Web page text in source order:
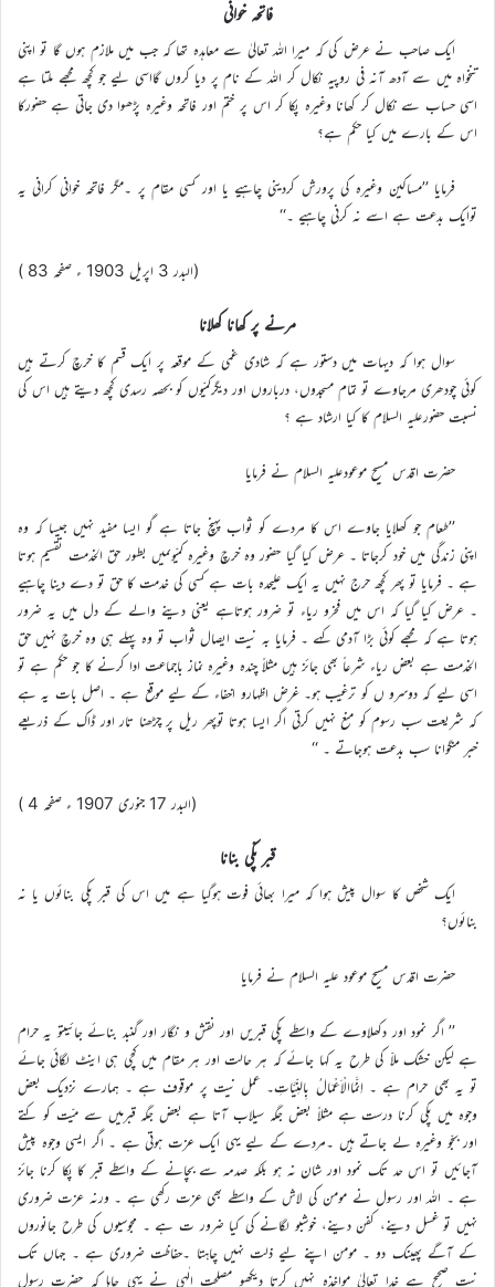
فاتحہ خوانی
ایک صاحب نے عرض کی کہ میرا اللہ تعالیٰ سے معاہدہ تھا کہ جب میں ملازم ہوں گا تو اپنی
تنخواہ میں سے آدھ آنہ فی روپیہ نکال کر اللہ کے نام پر دیا کروں گااسی لیے جو کچھ مجھے ملتا ہے
اسی حساب سے نکال کر کھانا وغیرہ پکا کر اس پر ختم اور فاتحہ وغیرہ پڑھوا دی جاتی ہے حضورکا
اس کے بارے میں کیا حکم ہے؟
فرمایا ’’مساکین وغیرہ کی پرورش کردینی چاہیے یا اور کسی مقام پر ۔مگر فاتحہ خوانی کرانی یہ
توایک بدعت ہے اسے نہ کرنی چاہیے ۔‘‘
(البدر 3 اپریل 1903 ء صفحہ 83 )
مرنے پر کھانا کھلانا
سوال ہوا کہ دیہات میں دستور ہے کہ شادی غمی کے موقعہ پر ایک قسم کا خرچ کرتے ہیں
کوئی چودھری مرجاوے تو تمام مسجدوں، درباروں اور دیگرکمیّوں کو بحصہ رسدی کچھ دیتے ہیں اس کی
نسبت حضورعلیہ السلام کا کیا ارشاد ہے ؟
حضرت اقدس مسیح موعودعلیہ السلام نے فرمایا
’’طعام جو کھلایا جاوے اس کا مردے کو ثواب پہنچ جاتا ہے گو ایسا مفید نہیں جیسا کہ وہ
اپنی زندگی میں خود کرجاتا ۔ عرض کیا گیا حضور وہ خرچ وغیرہ کمیّوںمیں بطور حق الخدمت تقسیم ہوتا
ہے ۔ فرمایا تو پھر کچھ حرج نہیں یہ ایک علیحدہ بات ہے کسی کی خدمت کا حق تو دے دینا چاہیے
۔ عرض کیا گیا کہ اس میں فخرو ریاء تو ضرور ہوتاہے یعنی دینے والے کے دل میں یہ ضرور
ہوتا ہے کہ مجھے کوئی بڑا آدمی کہے ۔ فرمایا بہ نیت ایصال ثواب تو وہ پہلے ہی وہ خرچ نہیں حق
الخدمت ہے بعض ریاء شرعاً بھی جائز ہیں مثلاً چندہ وغیرہ نماز باجماعت ادا کرنے کا جو حکم ہے تو
اسی لیے کہ دوسرو ں کو ترغیب ہو۔ غرض اظہارو اخفاء کے لیے موقع ہے ۔ اصل بات یہ ہے
کہ شریعت سب رسوم کو منع نہیں کرتی اگر ایسا ہوتا توپھر ریل پر چڑھنا تار اور ڈاک کے ذریعے
خبر منگوانا سب بدعت ہوجاتے ۔ ‘‘
(البدر 17 جنوری 1907 ء صفحہ 4 )
قبر پکّی بنانا
ایک شخص کا سوال پیش ہوا کہ میرا بھائی فوت ہوگیا ہے میں اس کی قبر پکی بنائوں یا نہ
بنائوں؟
حضرت اقدس مسیح موعود علیہ السلام نے فرمایا
’’ اگر نمود اور دکھلاوے کے واسطے پکی قبریں اور نقش و نگار اور گنبد بنائے جائیںتو یہ حرام
ہے لیکن خشک ملاّ کی طرح یہ کہا جائے کہ ہر حالت اور ہر مقام میں کچی ہی اینٹ لگائی جائے
تو یہ بھی حرام ہے ۔ اِنَّمَاالْاَعْمَالُ بِالنِّیَّاتِ۔ عمل نیت پر موقوف ہے ۔ ہمارے نزدیک بعض
وجوہ میں پکی کرنا درست ہے مثلاً بعض جگہ سیلاب آتا ہے بعض جگہ قبرمیں سے میّت کو کتے
اور بجّو وغیرہ لے جاتے ہیں ۔مردے کے لیے یہی ایک عزت ہوتی ہے ۔ اگر ایسی وجوہ پیش
آجائیں تو اس حد تک نمود اور شان نہ ہو بلکہ صدمہ سے بچانے کے واسطے قبر کا پکا کرنا جائز
ہے ۔ اللہ اور رسول نے مومن کی لاش کے واسطے بھی عزت رکھی ہے ۔ ورنہ عزت ضروری
نہیں تو غسل دینے، کفن دینے، خوشبو لگانے کی کیا ضرور ت ہے ۔ مجوسیوں کی طرح جانوروں
کے آگے پھینک دو ۔ مومن اپنے لیے ذلت نہیں چاہتا ۔حفاظت ضروری ہے ۔ جہاں تک
نیت صحیح ہے خدا تعالیٰ مواخذہ نہیں کرتا دیکھو مصلحت الٰہی نے یہی چاہا کہ حضرت رسول